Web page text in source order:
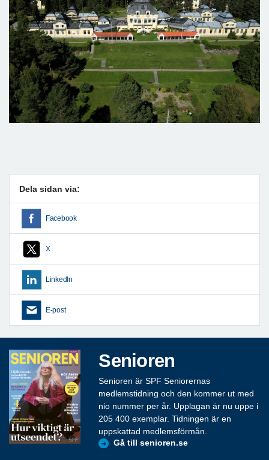
Dela sidan via:
Facebook
X
LinkedIn
E-post
Senioren
Senioren är SPF Seniorernas
medlemstidning och den kommer ut med
nio nummer per år. Upplagan är nu uppe i
205 400 exemplar. Tidningen är en
uppskattad medlemsförmån.
Gå till senioren.se